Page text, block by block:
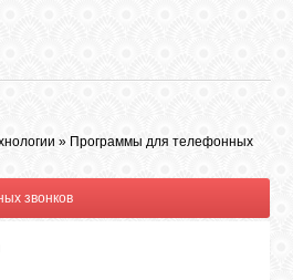
» Программы для телефонных
звонков